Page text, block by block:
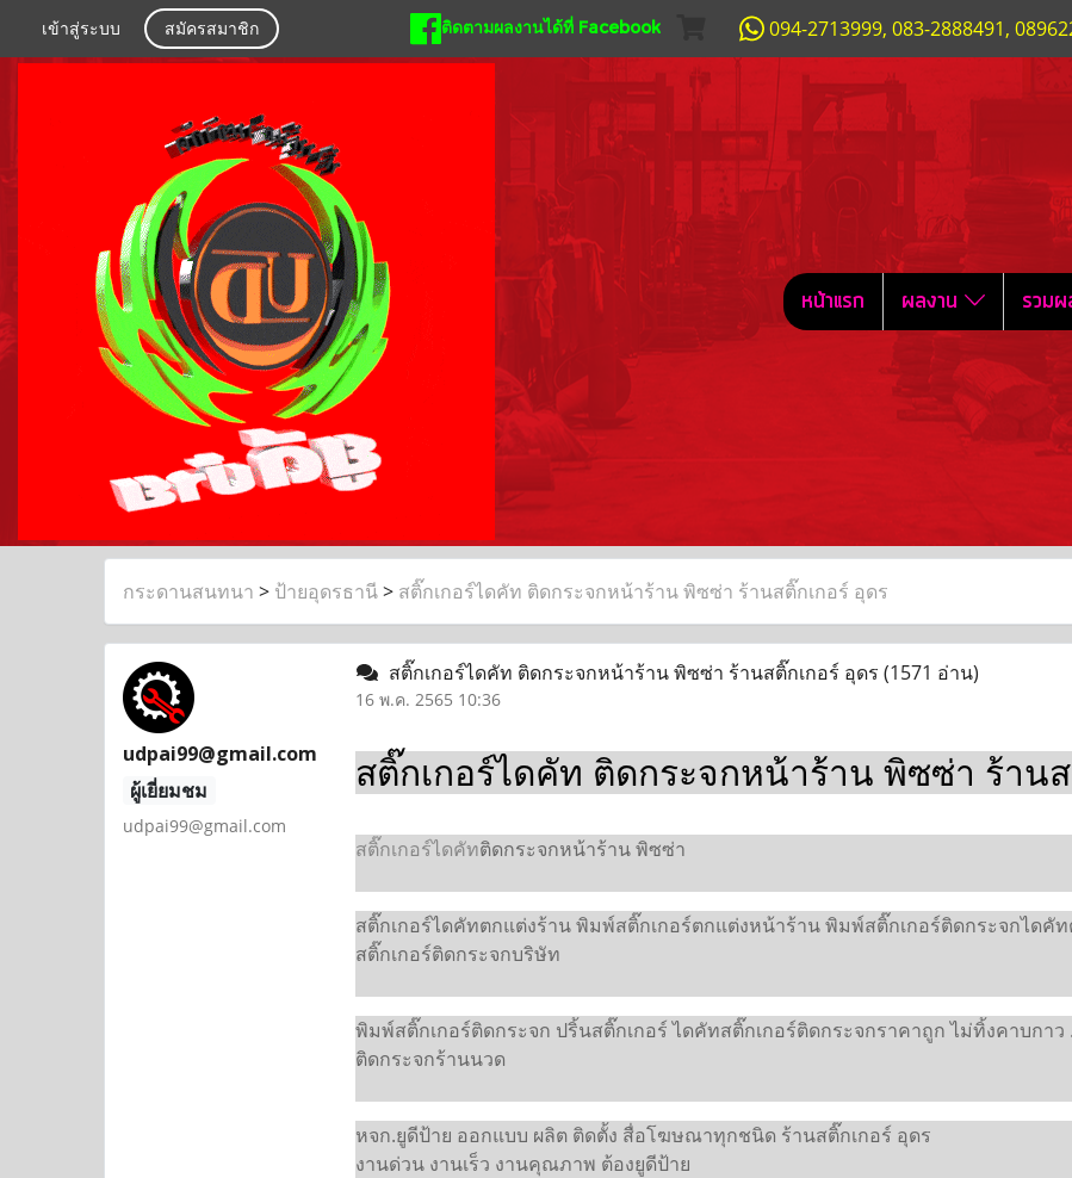
เข้าสู่ระบบ สมัครสมาชิก ติดตามผลงานได้ที่ Facebook 094-2713999, 083-2888491,
หน้าแรก ผลงาน รวม
กระดานสนทนา > ป้ายอุดรธานี> สติ๊กเกอร์ไดคัท ติดกระจกหน้าร้าน พิซซ่า ร้านสติ๊กเกอร์ อุดร
udpai99@gmail.com
ผู้เยี่ยมชม
udpai99@gmail.com
สติ๊กเกอร์ไดคัท ติดกระจกหน้าร้าน พิซซ่า ร้านสติ๊กเกอร์ อุดร (1571 อ่าน)
16 พ.ค. 2565 10:36
สติ๊กเกอร์ไดคัท ติดกระจกหน้าร้าน พิซซ่า ร้าน
สติ๊กเกอร์ไดคัทติดกระจกหน้าร้าน พิซซ่า
สติ๊กเกอร์ไดคัทตกแต่งร้าน พิมพ์สติ๊กเกอร์ตกแต่งหน้าร้าน พิมพ์สติ๊กเกอร์ติดกระจกได
สติ๊กเกอร์ติดกระจกบริษัท
พิมพ์สติ๊กเกอร์ติดกระจก ปริ้นสติ๊กเกอร์ ไดคัทสติ๊กเกอร์ติดกระจกราคาถูก ไม่ทิ้งคาบกา
ติดกระจกร้านนวด
หจก.ยูดีป้าย ออกแบบ ผลิต ติดตั้ง สื่อโฆษณาทุกชนิด ร้านสติ๊กเกอร์ อุดร
งานด่วน งานเร็ว งานคุณภาพ ต้องยูดีป้าย